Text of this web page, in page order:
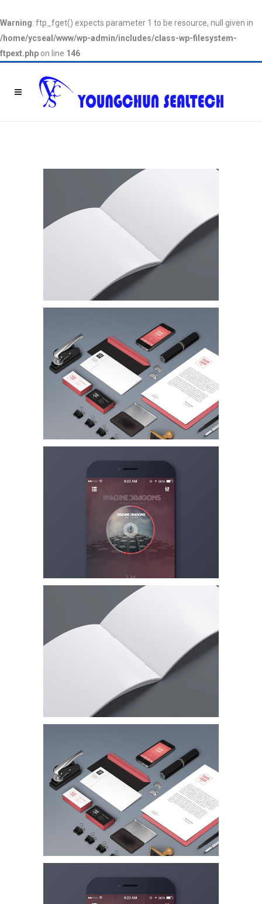
Warning: ftp_fget() expects parameter 1 to be resource, null given in
/home/ycseal/www/wp-admin/includes/class-wp-filesystem-
ftpext.php on line 146